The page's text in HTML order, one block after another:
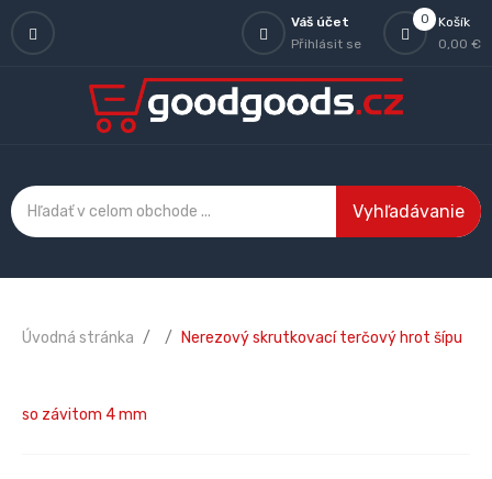
0
Košík
0,00 €
Váš účet
Přihlásit se
Vyhľadávanie
Úvodná stránka Nerezový skrutkovací terčový hrot šípu
so závitom 4 mm